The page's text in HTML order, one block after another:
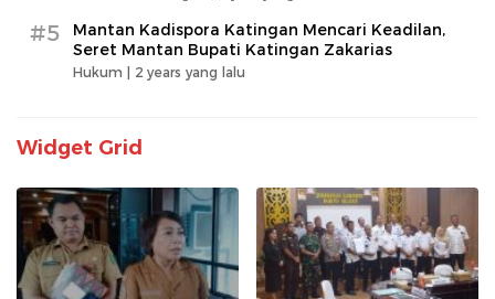
#5
Mantan Kadispora Katingan Mencari Keadilan,
Seret Mantan Bupati Katingan Zakarias
Hukum | 2 years yang lalu
Widget Grid